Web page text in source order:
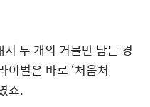
두 개의 거물만 남는 경
이벌은 바로 ‘처음처
죠.